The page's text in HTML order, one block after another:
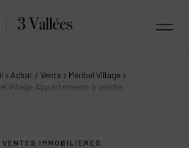
Achat / Vente
Méribel Village
Village Appartements à vendre
VENTES IMMOBILIÈRES